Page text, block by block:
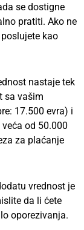
se dostigne
pratiti. Ako ne
kao
nastaje tek
sa vašim
17.500 evra) i
od 50.000
za plaćanje
vrednost je
da li ćete
oporezivanja.